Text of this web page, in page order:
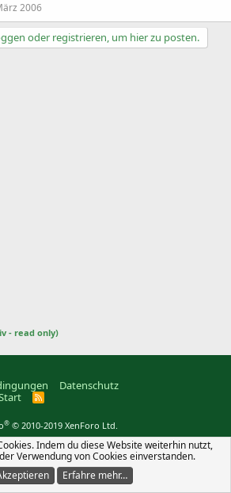
t
p
2006
oder registrieren, um hier zu posten.
- read only)
Datenschutz
R
® © 2010-2019 XenForo Ltd.
Indem du diese Website weiterhin nutzt,
Verwendung von Cookies einverstanden.
Erfahre mehr…